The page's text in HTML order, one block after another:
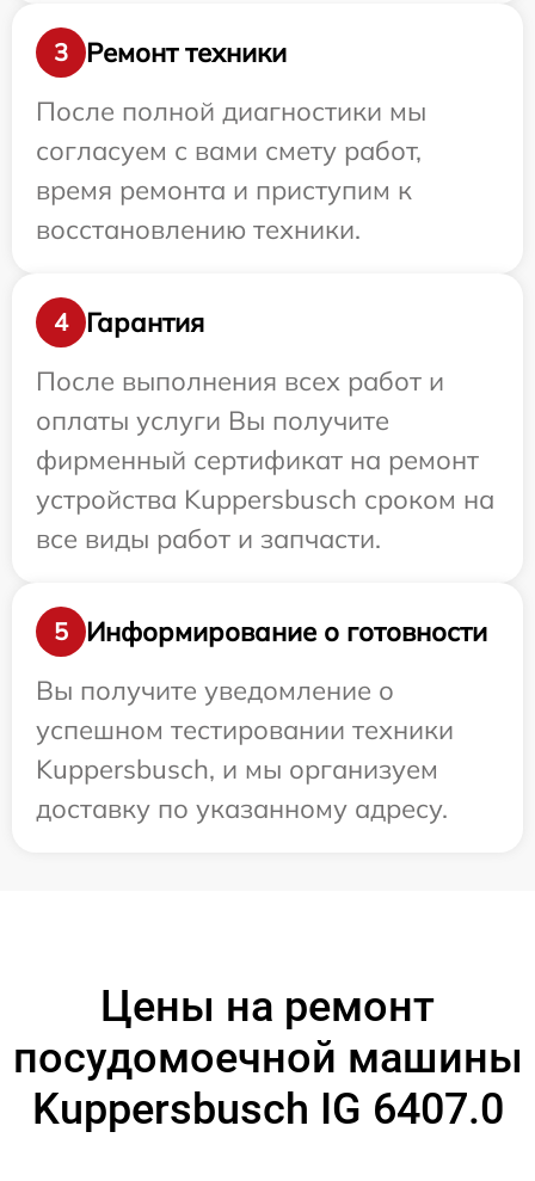
3
Ремонт техники
После полной диагностики мы
согласуем с вами смету работ,
время ремонта и приступим к
восстановлению техники.
4
Гарантия
После выполнения всех работ и
оплаты услуги Вы получите
фирменный сертификат на ремонт
устройства Kuppersbusch сроком на
все виды работ и запчасти.
5
Информирование о готовности
Вы получите уведомление о
успешном тестировании техники
Kuppersbusch, и мы организуем
доставку по указанному адресу.
Цены на ремонт
посудомоечной машины
Kuppersbusch IG 6407.0